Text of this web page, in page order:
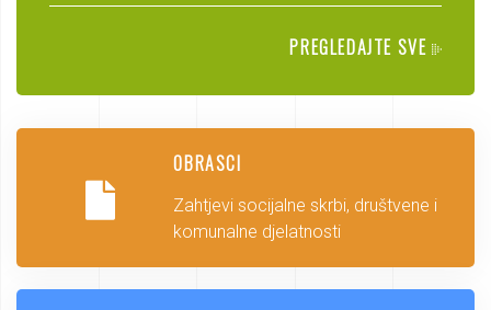
PREGLEDAJTE SVE
OBRASCI
Zahtjevi socijalne skrbi, društvene i
komunalne djelatnosti